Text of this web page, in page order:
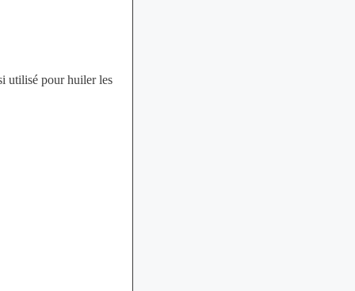
utilisé pour huiler les